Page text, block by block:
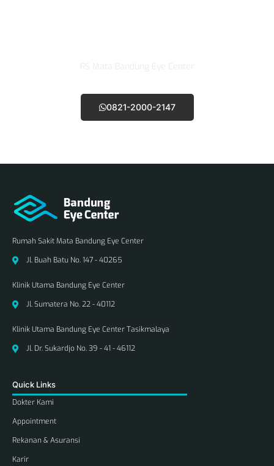
RS Mata Bandung Eye Center
0821-2000-2147
Rumah Sakit Mata Bandung Eye Center
Jl. Buah Batu No. 147 - 40265
Klinik Utama Bandung Eye Center
Jl. Sumatera No. 22 - 40112
Klinik Utama Bandung Eye Center Tasikmalaya
Jl. Dr. Sukardjo No. 39 - 41 - 46112
Quick Links
Dokter Kami
Appointment
Rekanan & Asuransi
Karir